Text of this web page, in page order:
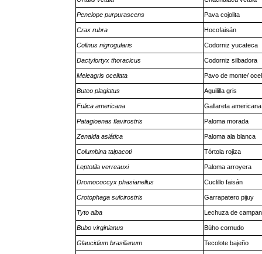
Penelope purpurascens Pava cojolita
Crax rubra Hocofaisán
Colinus nigrogularis Codorniz yucateca
Dactylortyx thoracicus Codorniz silbadora
Meleagris ocellata Pavo de monte/
Buteo plagiatus Aguililla gris
Fulica americana Gallareta americana
Patagioenas flavirostris Paloma morada
Zenaida asiática Paloma ala blanca
Columbina talpacoti Tórtola rojiza
Leptotila verreauxi Paloma arroyera
Dromococcyx phasianellus Cuclillo faisán
Crotophaga sulcirostris Garrapatero pijuy
Tyto alba Lechuza de
Bubo virginianus Búho cornudo
Glaucidium brasilianum Tecolote bajeño